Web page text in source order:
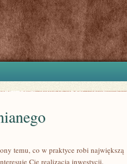
temu, co w praktyce robi największą
Cię realizacja inwestycji,